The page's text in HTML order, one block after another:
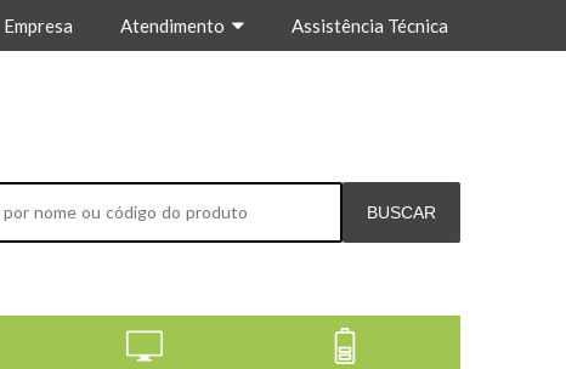
Empresa Atendimento Assistência Técnica